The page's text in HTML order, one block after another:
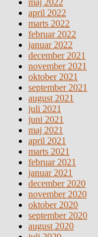
maj 2022
april 2022
marts 2022
februar 2022
januar 2022
december 2021
november 2021
oktober 2021
september 2021
august 2021
juli 2021
juni 2021
maj 2021
april 2021
marts 2021
februar 2021
januar 2021
december 2020
november 2020
oktober 2020
september 2020
august 2020